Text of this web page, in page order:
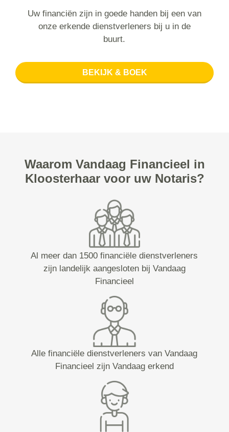
Uw financiën zijn in goede handen bij een van
onze erkende dienstverleners bij u in de
buurt.
BEKIJK & BOEK
Waarom Vandaag Financieel in
Kloosterhaar voor uw Notaris?
Al meer dan 1500 financiële dienstverleners
zijn landelijk aangesloten bij Vandaag
Financieel
Alle financiële dienstverleners van Vandaag
Financieel zijn Vandaag erkend